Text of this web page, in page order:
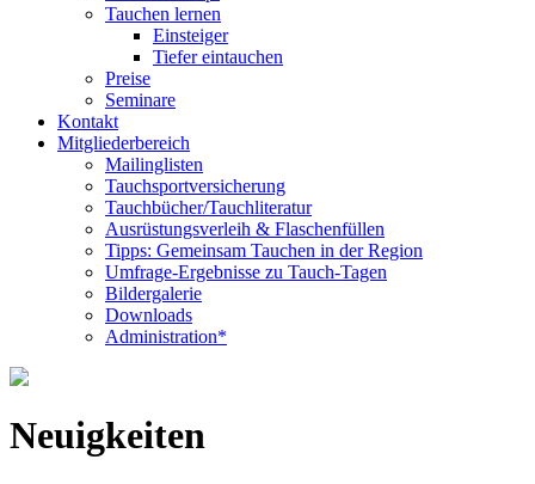
Tauchen lernen
Einsteiger
Tiefer eintauchen
Preise
Seminare
Kontakt
Mitgliederbereich
Mailinglisten
Tauchsportversicherung
Tauchbücher/Tauchliteratur
Ausrüstungsverleih & Flaschenfüllen
Tipps: Gemeinsam Tauchen in der Region
Umfrage-Ergebnisse zu Tauch-Tagen
Bildergalerie
Downloads
Administration*
Neuigkeiten